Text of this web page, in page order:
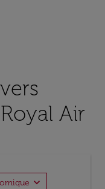
Air
expand_more